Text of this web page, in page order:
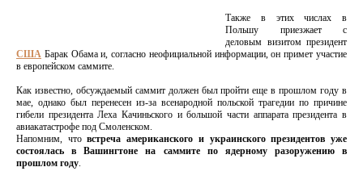
Также в этих числах в
Польшу приезжает с
деловым визитом президент
США Барак Обама и, согласно неофициальной информации, он примет участие
в европейском саммите.
Как известно, обсуждаемый саммит должен был пройти еще в прошлом году в
мае, однако был перенесен из-за всенародной польской трагедии по причине
гибели президента Леха Качиньского и большой части аппарата президента в
авиакатастрофе под Смоленском.
Напомним, чтовстреча американского и украинского президентов уже
состоялась в Вашингтоне на саммите по ядерному разоружению в
прошлом году.